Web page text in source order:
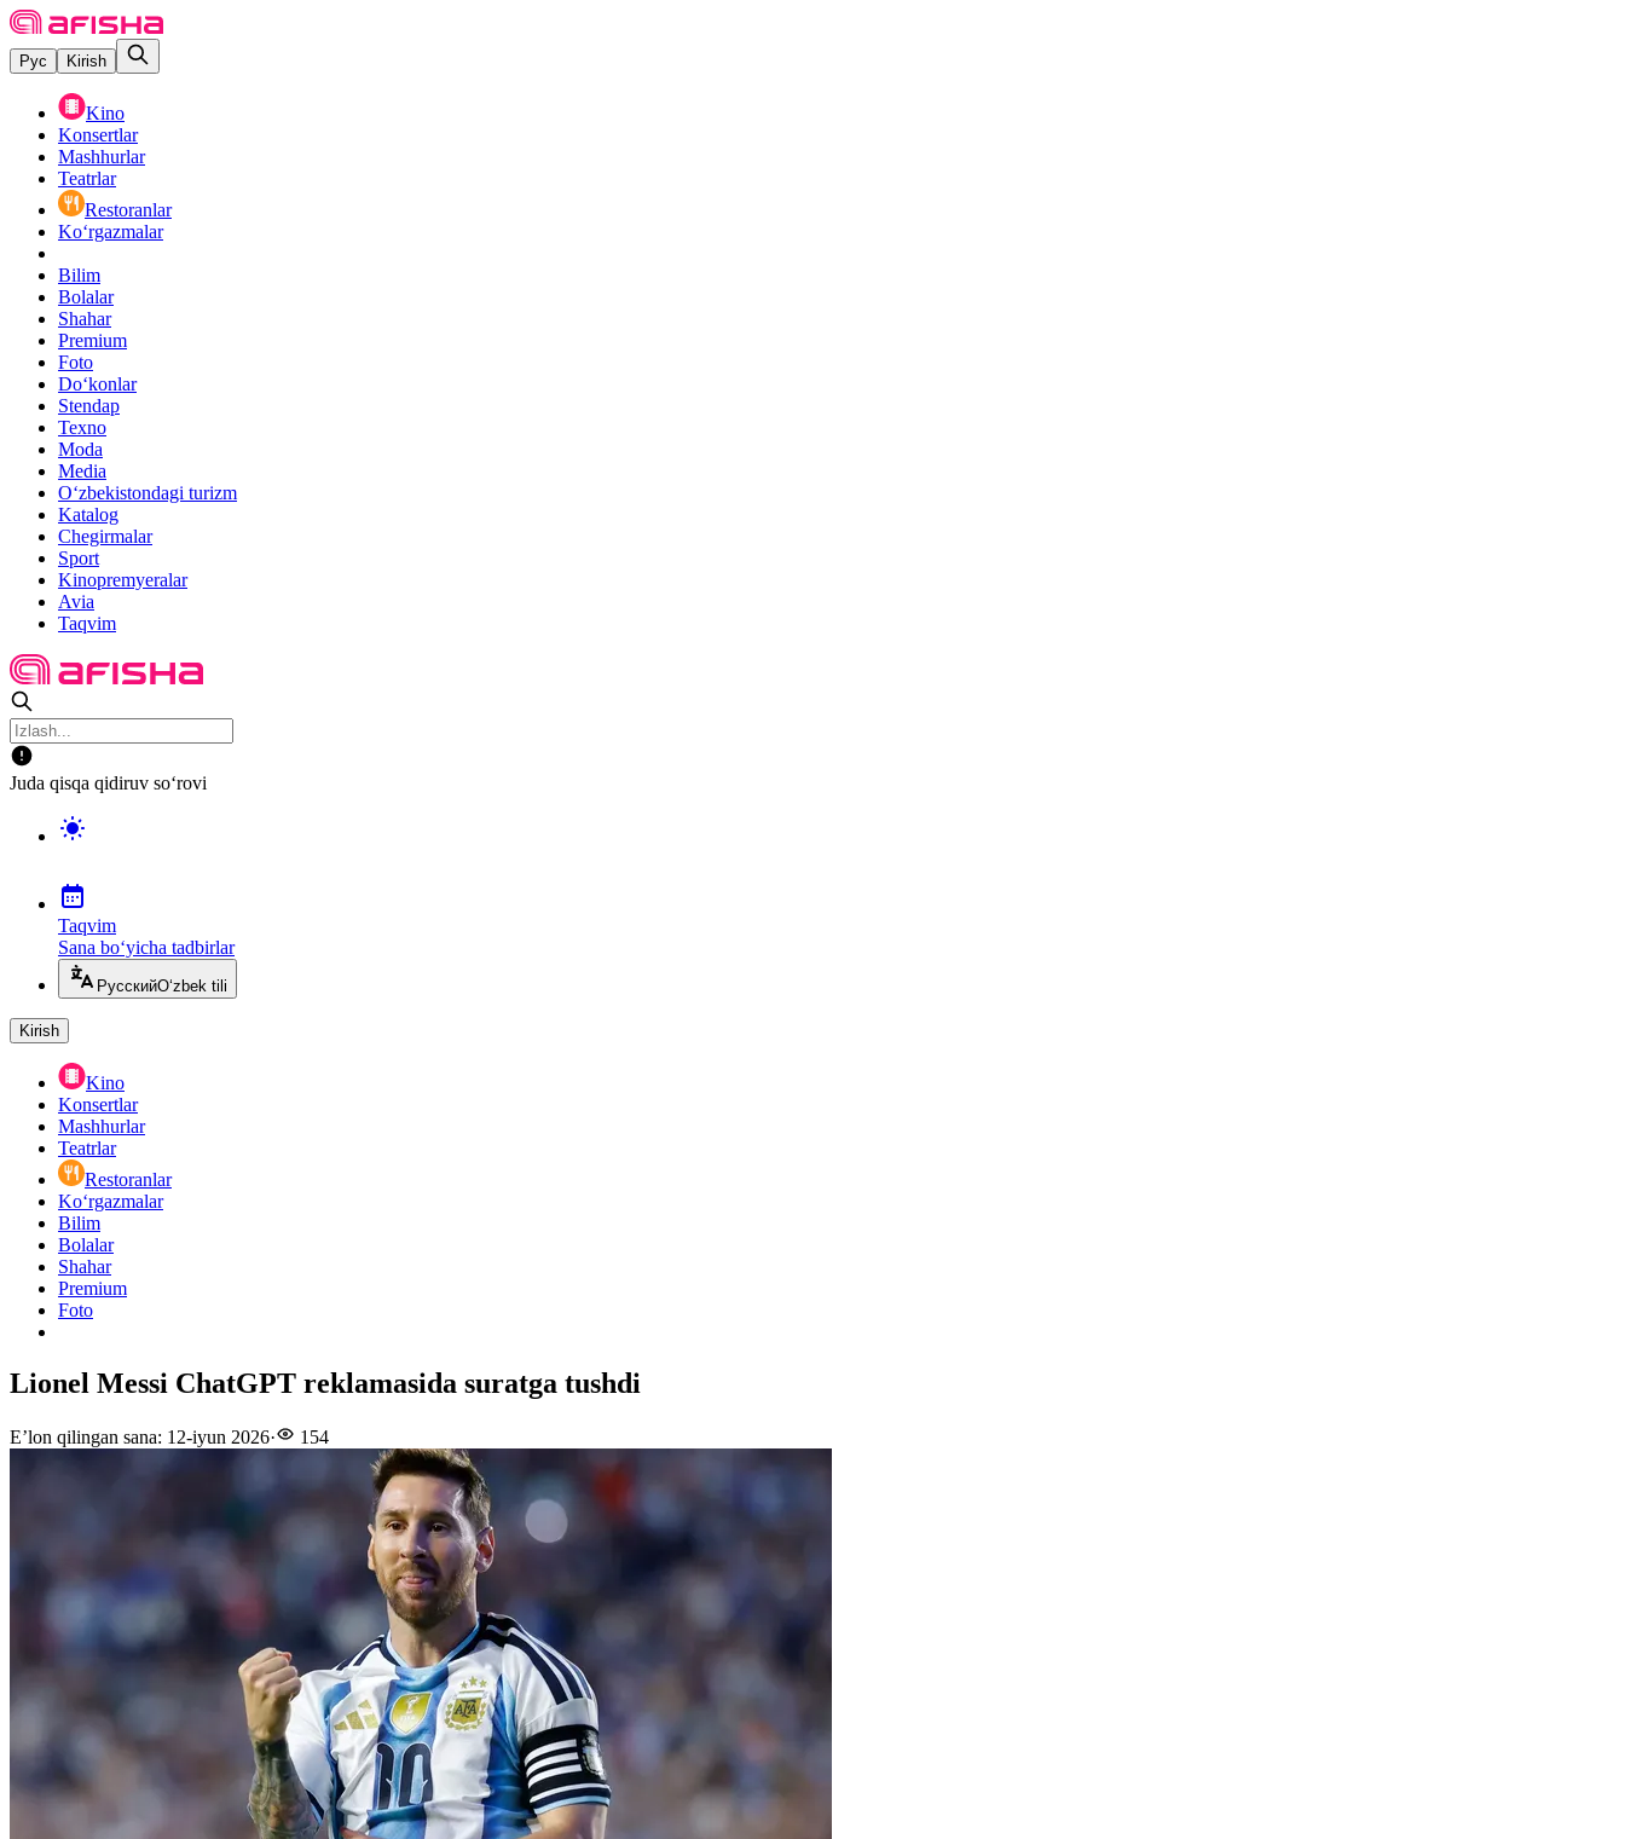
Рус Kirish
Kino
Konsertlar
Mashhurlar
Teatrlar
Restoranlar
Ko‘rgazmalar
Bilim
Bolalar
Shahar
Premium
Foto
Do‘konlar
Stendap
Texno
Moda
Media
O‘zbekistondagi turizm
Katalog
Chegirmalar
Sport
Kinopremyeralar
Avia
Taqvim
Juda qisqa qidiruv so‘rovi
Taqvim
Sana bo‘yicha tadbirlar
РусскийO‘zbek tili
Kirish
Kino
Konsertlar
Mashhurlar
Teatrlar
Restoranlar
Ko‘rgazmalar
Bilim
Bolalar
Shahar
Premium
Foto
Lionel Messi ChatGPT reklamasida suratga tushdi
E’lon qilingan sana: 12-iyun 2026· 154